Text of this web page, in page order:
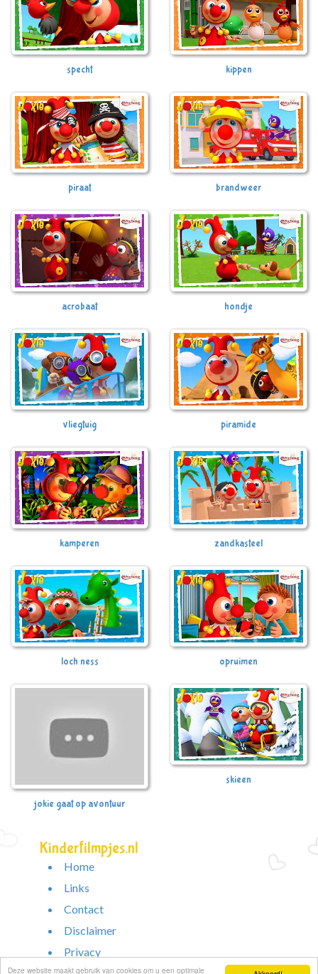
Deze website maakt gebruik van cookies om u een optimale
specht kippen
piraat brandweer
acrobaat hondje
vliegtuig piramide
kamperen zandkasteel
loch ness opruimen
jokie gaat op avontuur
skieen
Kinderfilmpjes.nl
Home
Links
Contact
Disclaimer
Privacy